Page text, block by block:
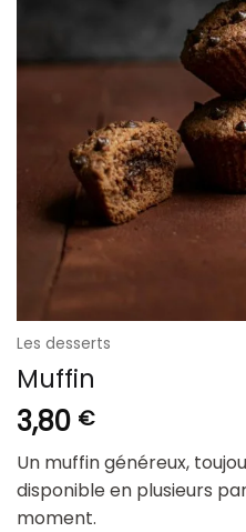
Les desserts
Muffin
3,80 €
Un muffin généreux,
disponible en plusieurs
moment.